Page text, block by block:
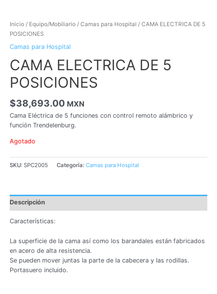
Inicio / Equipo/Mobiliario / Camas para Hospital / CAMA ELECTRICA DE 5
POSICIONES
Camas para Hospital
CAMA ELECTRICA DE 5
POSICIONES
$38,693.00 MXN
Cama Eléctrica de 5 funciones con control remoto alámbrico y
función Trendelenburg.
Agotado
SKU: SPC2005 Categoría: Camas para Hospital
Descripción
Características:
La superficie de la cama así como los barandales están fabricados
en acero de alta resistencia.
Se pueden mover juntas la parte de la cabecera y las rodillas.
Portasuero incluido.